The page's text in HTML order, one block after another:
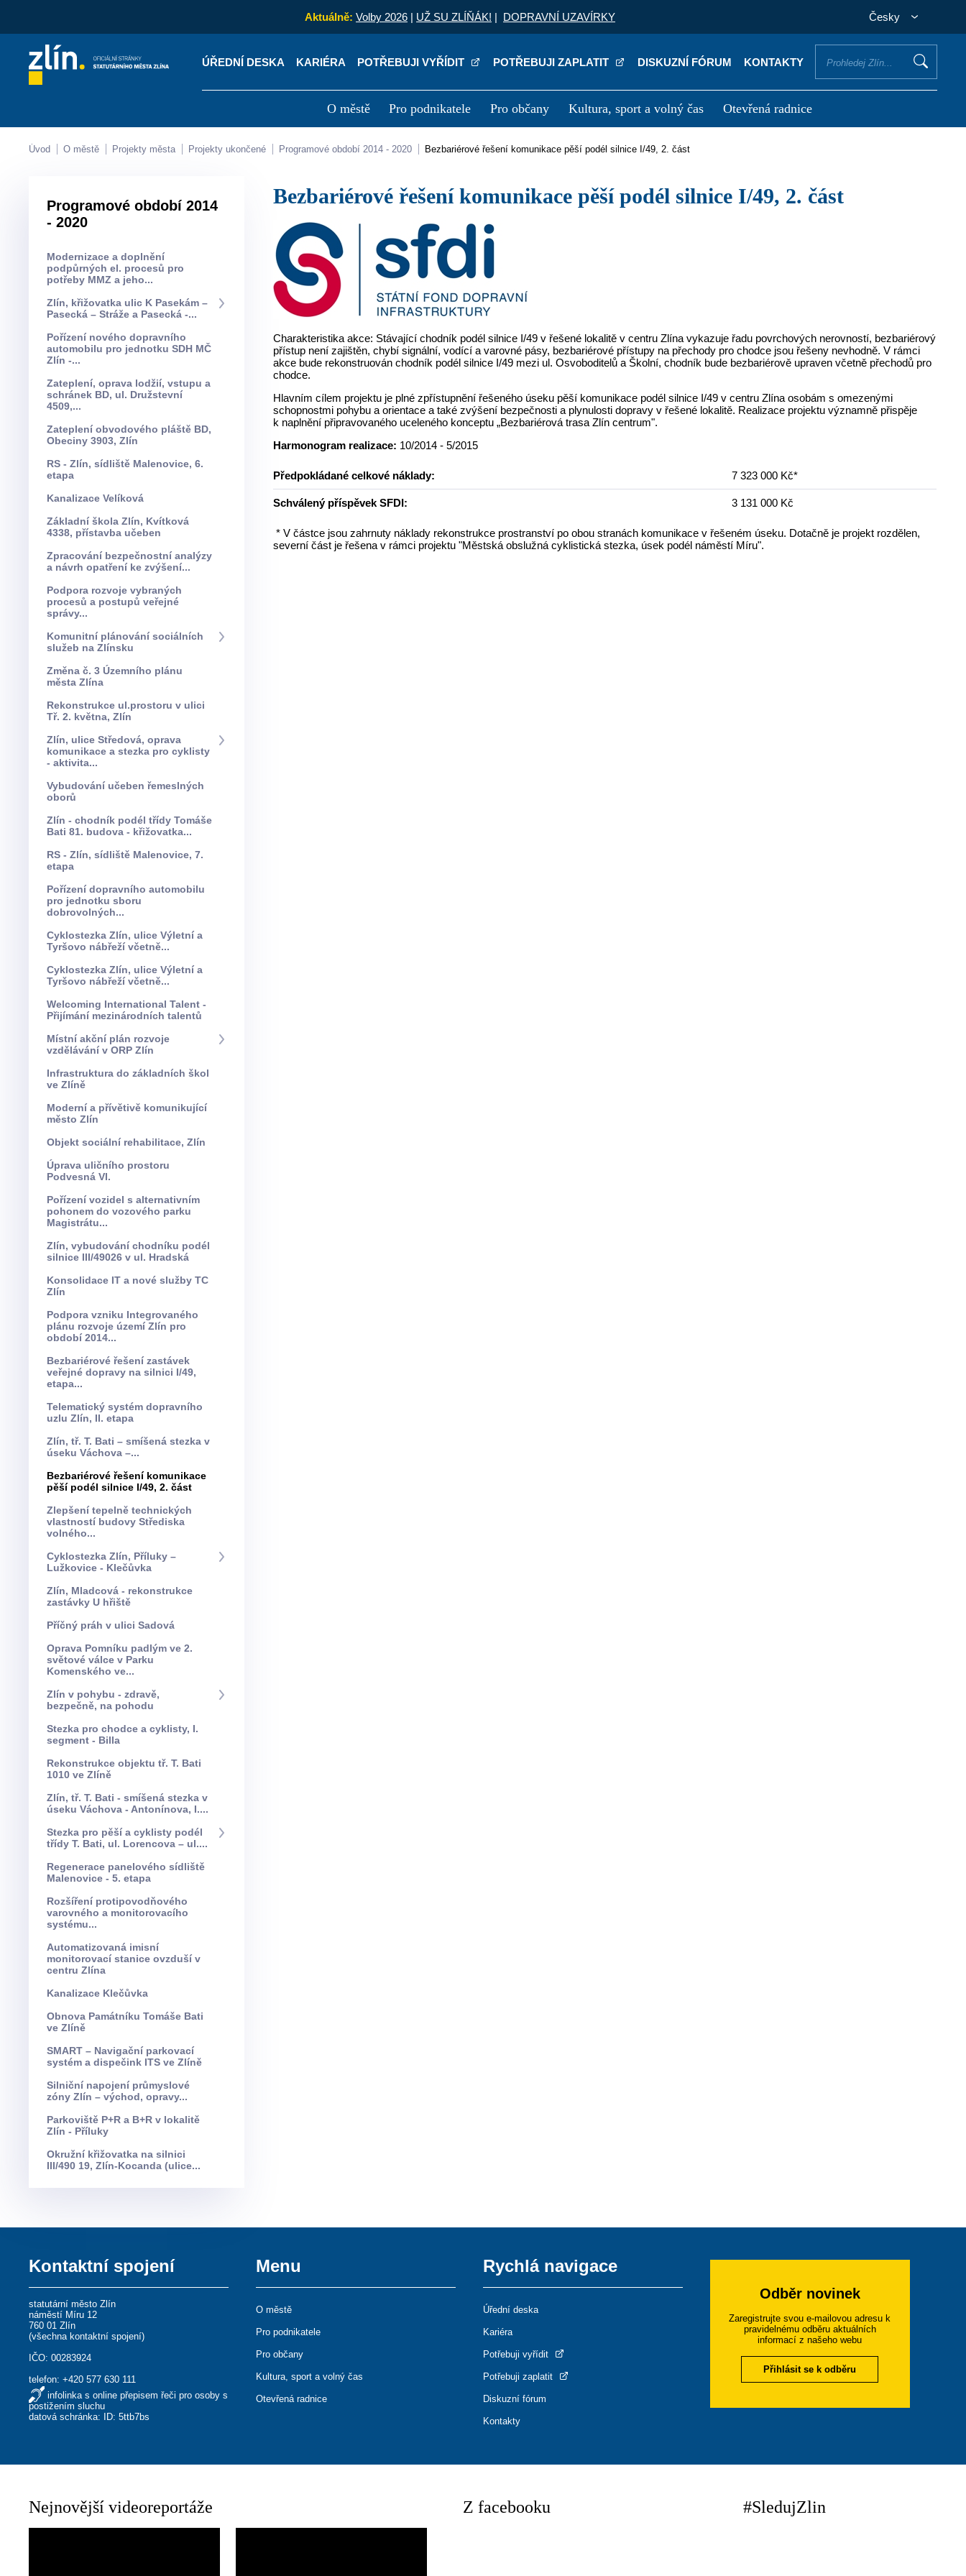
Aktuálně: Volby 2026 | UŽ SU ZLÍŇÁK! | DOPRAVNÍ UZAVÍRKY Česky
ÚŘEDNÍ DESKA KARIÉRA POTŘEBUJI VYŘÍDIT POTŘEBUJI ZAPLATIT DISKUZNÍ FÓRUM KONTAKTY
O městě Pro podnikatele Pro občany Kultura, sport a volný čas Otevřená radnice
Kontakty Úřední deska Kariéra Potřebuji vyřídit
Úvod O městě Projekty města Projekty ukončené Programové období 2014 - 2020 Bezbariérové řešení komunikace pěší podél silnice I/49, 2. část
Programové období 2014
- 2020
Modernizace a doplnění
podpůrných el. procesů pro
potřeby MMZ a jeho...
Zlín, křižovatka ulic K Pasekám –
Pasecká – Stráže a Pasecká -...
Pořízení nového dopravního
automobilu pro jednotku SDH MČ
Zlín -...
Zateplení, oprava lodžií, vstupu a
schránek BD, ul. Družstevní
4509,...
Zateplení obvodového pláště BD,
Obeciny 3903, Zlín
RS - Zlín, sídliště Malenovice, 6.
etapa
Kanalizace Velíková
Základní škola Zlín, Kvítková
4338, přístavba učeben
Zpracování bezpečnostní analýzy
a návrh opatření ke zvýšení...
Podpora rozvoje vybraných
procesů a postupů veřejné
správy...
Komunitní plánování sociálních
služeb na Zlínsku
Změna č. 3 Územního plánu
města Zlína
Rekonstrukce ul.prostoru v ulici
Tř. 2. května, Zlín
Zlín, ulice Středová, oprava
komunikace a stezka pro cyklisty
- aktivita...
Vybudování učeben řemeslných
oborů
Zlín - chodník podél třídy Tomáše
Bati 81. budova - křižovatka...
RS - Zlín, sídliště Malenovice, 7.
etapa
Pořízení dopravního automobilu
pro jednotku sboru
dobrovolných...
Cyklostezka Zlín, ulice Výletní a
Tyršovo nábřeží včetně...
Cyklostezka Zlín, ulice Výletní a
Tyršovo nábřeží včetně...
Welcoming International Talent -
Přijímání mezinárodních talentů
Místní akční plán rozvoje
vzdělávání v ORP Zlín
Infrastruktura do základních škol
ve Zlíně
Moderní a přívětivě komunikující
město Zlín
Objekt sociální rehabilitace, Zlín
Úprava uličního prostoru
Podvesná VI.
Pořízení vozidel s alternativním
pohonem do vozového parku
Magistrátu...
Zlín, vybudování chodníku podél
silnice III/49026 v ul. Hradská
Konsolidace IT a nové služby TC
Zlín
Podpora vzniku Integrovaného
plánu rozvoje území Zlín pro
období 2014...
Bezbariérové řešení zastávek
veřejné dopravy na silnici I/49,
etapa...
Telematický systém dopravního
uzlu Zlín, II. etapa
Zlín, tř. T. Bati – smíšená stezka v
úseku Váchova –...
Bezbariérové řešení komunikace
pěší podél silnice I/49, 2. část
Zlepšení tepelně technických
vlastností budovy Střediska
volného...
Cyklostezka Zlín, Příluky –
Lužkovice - Klečůvka
Zlín, Mladcová - rekonstrukce
zastávky U hřiště
Příčný práh v ulici Sadová
Oprava Pomníku padlým ve 2.
světové válce v Parku
Komenského ve...
Zlín v pohybu - zdravě,
bezpečně, na pohodu
Stezka pro chodce a cyklisty, I.
segment - Billa
Rekonstrukce objektu tř. T. Bati
1010 ve Zlíně
Zlín, tř. T. Bati - smíšená stezka v
úseku Váchova - Antonínova, I....
Stezka pro pěší a cyklisty podél
třídy T. Bati, ul. Lorencova – ul....
Regenerace panelového sídliště
Malenovice - 5. etapa
Rozšíření protipovodňového
varovného a monitorovacího
systému...
Automatizovaná imisní
monitorovací stanice ovzduší v
centru Zlína
Kanalizace Klečůvka
Obnova Památníku Tomáše Bati
ve Zlíně
SMART – Navigační parkovací
systém a dispečink ITS ve Zlíně
Silniční napojení průmyslové
zóny Zlín – východ, opravy...
Parkoviště P+R a B+R v lokalitě
Zlín - Příluky
Okružní křižovatka na silnici
III/490 19, Zlín-Kocanda (ulice...
Bezbariérové řešení komunikace pěší podél silnice I/49, 2. část
Charakteristika akce: Stávající chodník podél silnice I/49 v řešené lokalitě v centru Zlína vykazuje řadu povrchových nerovností, bezbariérový
přístup není zajištěn, chybí signální, vodící a varovné pásy, bezbariérové přístupy na přechody pro chodce jsou řešeny nevhodně. V rámci
akce bude rekonstruován chodník podél silnice I/49 mezi ul. Osvoboditelů a Školní, chodník bude bezbariérově upraven včetně přechodů pro
chodce.
Hlavním cílem projektu je plné zpřístupnění řešeného úseku pěší komunikace podél silnice I/49 v centru Zlína osobám s omezenými
schopnostmi pohybu a orientace a také zvýšení bezpečnosti a plynulosti dopravy v řešené lokalitě. Realizace projektu významně přispěje
k naplnění připravovaného uceleného konceptu „Bezbariérová trasa Zlín centrum".
Harmonogram realizace: 10/2014 - 5/2015
Předpokládané celkové náklady: 7 323 000 Kč*
Schválený příspěvek SFDI: 3 131 000 Kč
* V částce jsou zahrnuty náklady rekonstrukce prostranství po obou stranách komunikace v řešeném úseku. Dotačně je projekt rozdělen,
severní část je řešena v rámci projektu "Městská obslužná cyklistická stezka, úsek podél náměstí Míru".
Kontaktní spojení
statutární město Zlín
náměstí Míru 12
760 01 Zlín
(všechna kontaktní spojení)
IČO: 00283924
telefon:+420 577 630 111
infolinka s online přepisem řeči pro osoby s
postižením sluchu
datová schránka: ID: 5ttb7bs
Menu
O městě
Pro podnikatele
Pro občany
Kultura, sport a volný čas
Otevřená radnice
Rychlá navigace
Úřední deska
Kariéra
Potřebuji vyřídit
Potřebuji zaplatit
Diskuzní fórum
Kontakty
Odběr novinek
Zaregistrujte svou e-mailovou adresu k
pravidelnému odběru aktuálních
informací z našeho webu
Přihlásit se k odběru
Nejnovější videoreportáže Z facebooku #SledujZlin